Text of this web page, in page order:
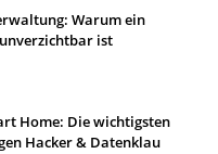
Warum ein
ist
Home: Die wichtigsten
Hacker & Datenklau